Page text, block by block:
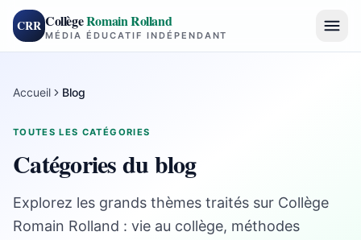
CRR CollègeRomain Rolland
MÉDIA ÉDUCATIF INDÉPENDANT
Accueil Blog
TOUTES LES CATÉGORIES
Catégories du blog
Explorez les grands thèmes traités sur Collège
Romain Rolland : vie au collège, méthodes